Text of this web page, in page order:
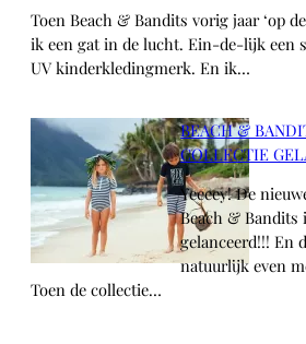
Toen Beach & Bandits vorig jaar ‘op
ik een gat in de lucht. Ein-de-lijk een
UV kinderkledingmerk. En ik…
BEACH &
COLLECTIE
Yeeeey! De
Beach & Bandits
gelanceerd!!! En
natuurlijk even
Toen de collectie…